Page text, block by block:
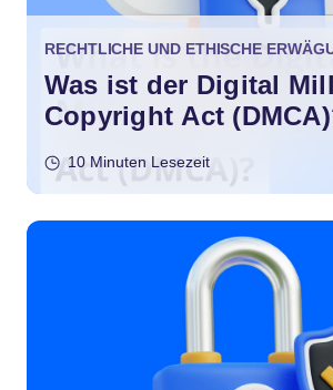
RECHTLICHE UND ETHISCHE
Was ist der Digital
Copyright Act
10 Minuten Lesezeit